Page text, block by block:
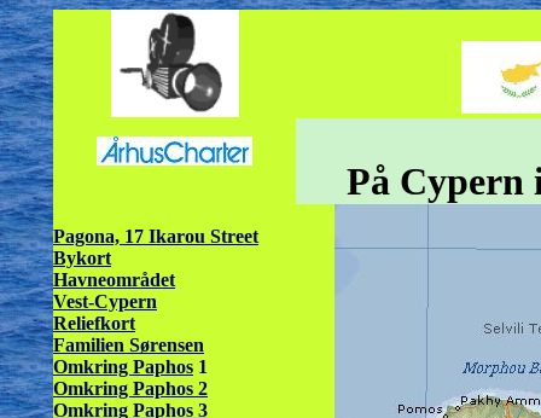
På Cypern
Pagona, 17 Ikarou Street
Bykort
Havneområdet
Vest-Cypern
Reliefkort
Familien Sørensen
Omkring Paphos 1
Omkring Paphos 2
Omkring Paphos 3